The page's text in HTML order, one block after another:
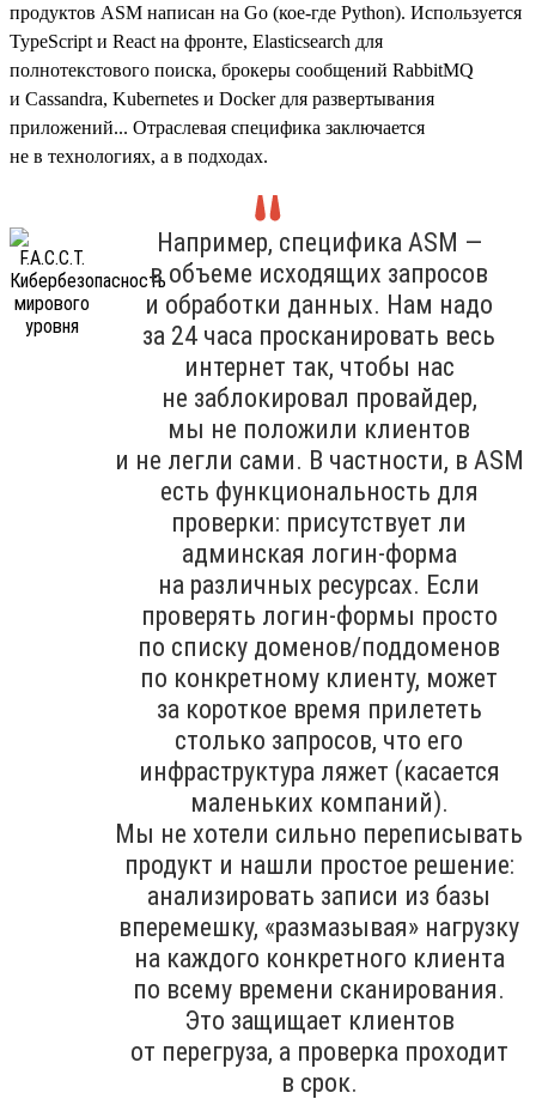
продуктов ASM написан на Go (кое-где Python). Используется
TypeScript и React на фронте, Elasticsearch для
полнотекстового поиска, брокеры сообщений RabbitMQ
и Cassandra, Kubernetes и Docker для развертывания
приложений... Отраслевая специфика заключается
не в технологиях, а в подходах.
Например, специфика ASM —
в объеме исходящих запросов
и обработки данных. Нам надо
за 24 часа просканировать весь
интернет так, чтобы нас
не заблокировал провайдер,
мы не положили клиентов
и не легли сами. В частности, в ASM
есть функциональность для
проверки: присутствует ли
админская логин-форма
на различных ресурсах. Если
проверять логин-формы просто
по списку доменов/поддоменов
по конкретному клиенту, может
за короткое время прилететь
столько запросов, что его
инфраструктура ляжет (касается
маленьких компаний).
Мы не хотели сильно переписывать
продукт и нашли простое решение:
анализировать записи из базы
вперемешку, «размазывая» нагрузку
на каждого конкретного клиента
по всему времени сканирования.
Это защищает клиентов
от перегруза, а проверка проходит
в срок.